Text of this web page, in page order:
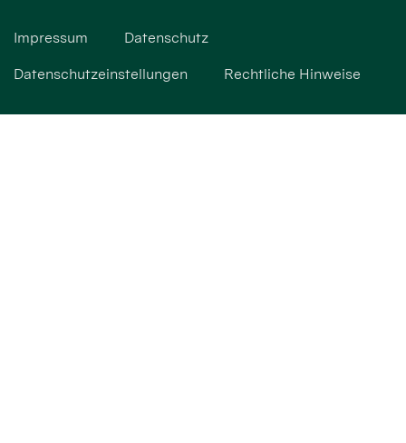
Impressum Datenschutz
Datenschutzeinstellungen Rechtliche Hinweise